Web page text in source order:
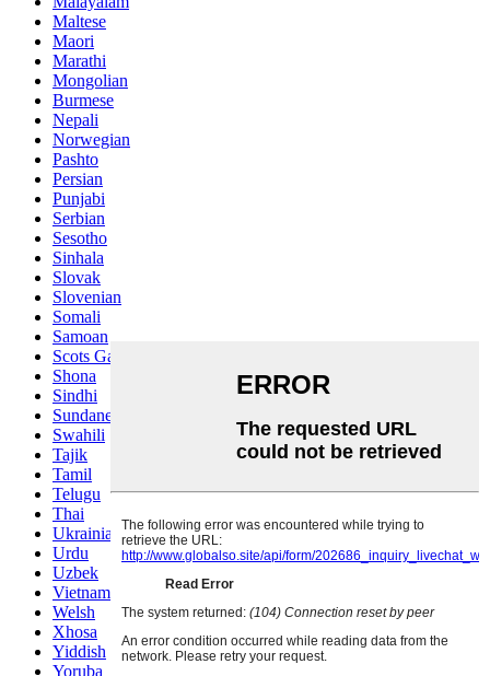
Maltese
Maori
Marathi
Mongolian
Burmese
Nepali
Norwegian
Pashto
Persian
Punjabi
Serbian
Sesotho
Sinhala
Slovak
Slovenian
Somali
Samoan
Scots Gaelic
Shona
Sindhi
Sundanese
Swahili
Tajik
Tamil
Telugu
Thai
Ukrainian
Urdu
Uzbek
Vietnamese
Welsh
Xhosa
Yiddish
Yoruba